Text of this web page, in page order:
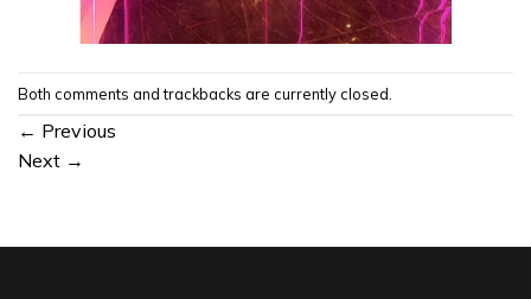
Both comments and trackbacks are currently closed.
← Previous
Next →